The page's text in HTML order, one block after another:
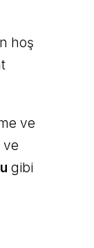
hoş
ve
ve
gibi